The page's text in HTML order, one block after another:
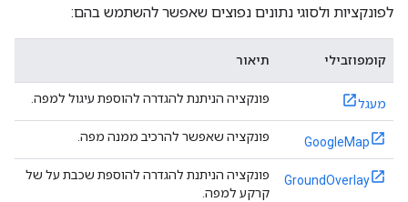
לפונקציות ולסוגי נתונים נפוצים שאפשר להשתמש בהם:
קומפוזבילי תיאור
מעגל פונקציה הניתנת להגדרה להוספת עיגול למפה.
GoogleMap פונקציה שאפשר להרכיב ממנה מפה.
GroundOverlay
פונקציה הניתנת להגדרה להוספת שכבת על של
קרקע למפה.